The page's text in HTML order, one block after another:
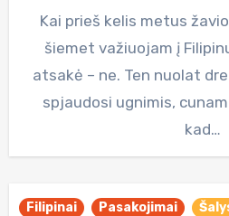
Kai prieš kelis metus žavioji L paklausė: „o gal
šiemet važiuojam į
atsakė – ne. Ten nuolat
spjaudosi ugnimis,
kad…
Filipinai Pasakojimai